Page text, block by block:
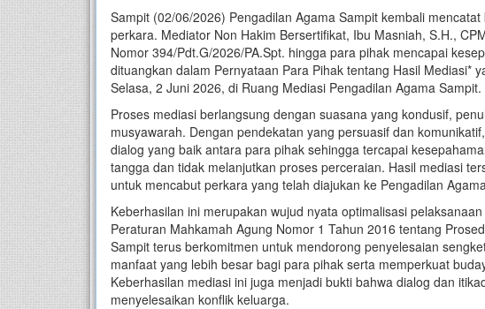
Sampit (02/06/2026) Pengadilan Agama Sampit kembali
perkara. Mediator Non Hakim Bersertifikat, Ibu Masniah, S.H.,
Nomor 394/Pdt.G/2026/PA.Spt. hingga para pihak mencapai
dituangkan dalam Pernyataan Para Pihak tentang Hasil Mediasi*
Selasa, 2 Juni 2026, di Ruang Mediasi Pengadilan Agama Sampit.
Proses mediasi berlangsung dengan suasana yang kondusif,
musyawarah. Dengan pendekatan yang persuasif dan
dialog yang baik antara para pihak sehingga tercapai
tangga dan tidak melanjutkan proses perceraian. Hasil mediasi
untuk mencabut perkara yang telah diajukan ke Pengadilan
Keberhasilan ini merupakan wujud nyata optimalisasi
Peraturan Mahkamah Agung Nomor 1 Tahun 2016 tentang
Sampit terus berkomitmen untuk mendorong penyelesaian
manfaat yang lebih besar bagi para pihak serta memperkuat
Keberhasilan mediasi ini juga menjadi bukti bahwa dialog dan
menyelesaikan konflik keluarga.